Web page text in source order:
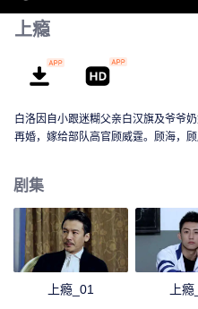
上瘾
白洛因自小跟迷糊父亲白汉旗及爷爷
再婚，嫁给部队高官顾威霆。顾海，
起了不小的作用。
剧集
上瘾_01 上